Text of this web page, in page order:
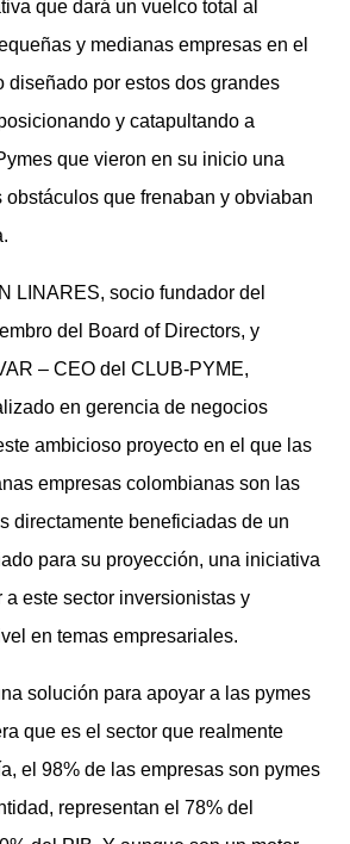
que dará un vuelco total al
y medianas empresas en el
diseñado por estos dos grandes
y catapultando a
que vieron en su inicio una
obstáculos que frenaban y obviaban
LINARES, socio fundador del
del Board of Directors, y
– CEO del CLUB-PYME,
en gerencia de negocios
ambicioso proyecto en el que las
empresas colombianas son las
directamente beneficiadas de un
para su proyección, una iniciativa
a este sector inversionistas y
en temas empresariales.
solución para apoyar a las pymes
que es el sector que realmente
el 98% de las empresas son pymes
representan el 78% del